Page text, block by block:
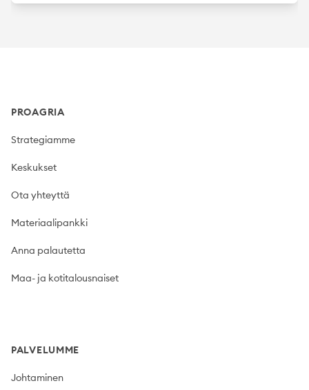
PROAGRIA
Strategiamme
Keskukset
Ota yhteyttä
Materiaalipankki
Anna palautetta
Maa- ja kotitalousnaiset
PALVELUMME
Johtaminen